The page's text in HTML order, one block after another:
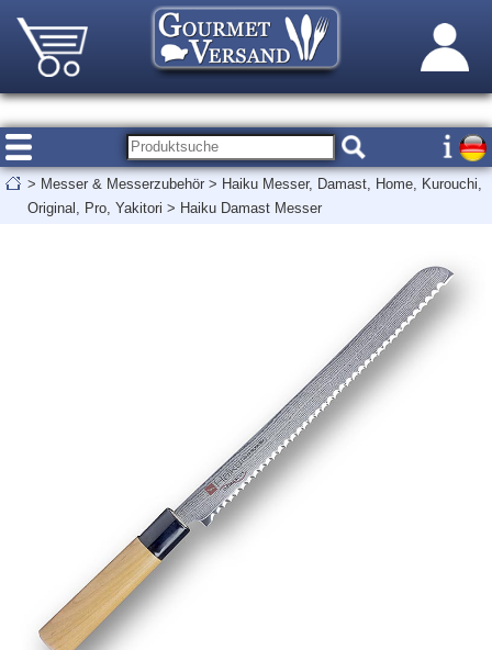
> Messer & Messerzubehör > Haiku Messer, Damast, Home, Kurouchi,
Original, Pro, Yakitori > Haiku Damast Messer